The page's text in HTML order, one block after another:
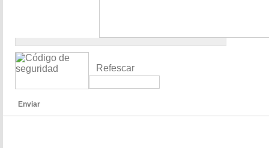
Refescar
Enviar